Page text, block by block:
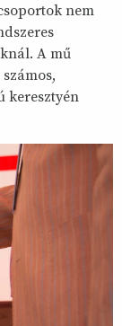
nem
A mű
keresztyén